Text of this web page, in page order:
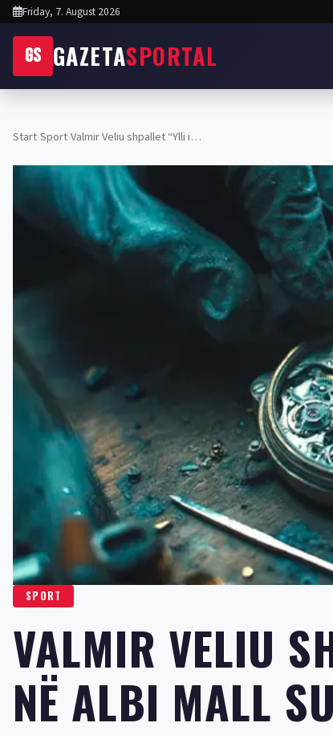
Friday, 7. August 2026
GS GAZETASPORTAL
Start›Sport›Valmir Veliu shpallet “Ylli i…
SPORT
VALMIR VELIU
NË ALBI MALL